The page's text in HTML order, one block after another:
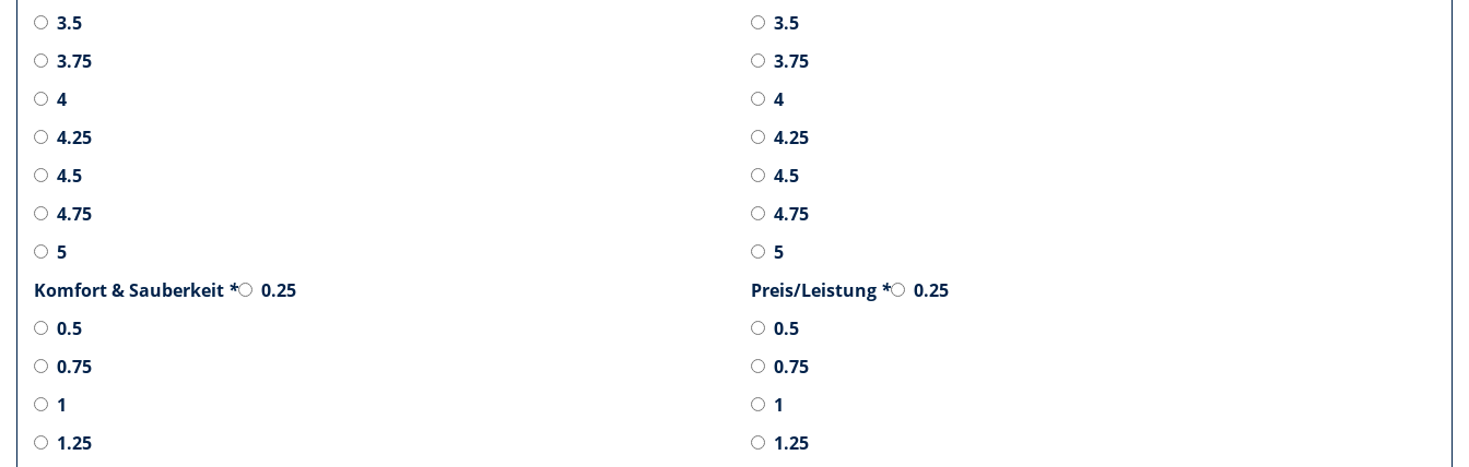
3.5
3.75
4
4.25
4.5
4.75
5
3.5
3.75
4
4.25
4.5
4.75
5
Komfort & Sauberkeit *
0.25
0.5
0.75
1
1.25
Preis/Leistung *
0.25
0.5
0.75
1
1.25